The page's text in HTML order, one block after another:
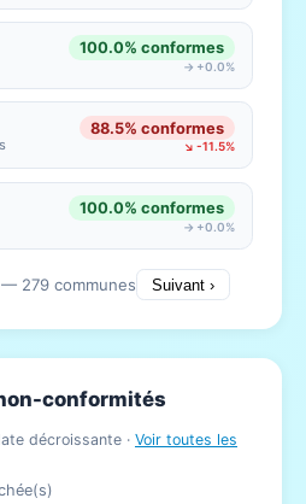
100.0% conformes
→ +0.0%
88.5% conformes
↘ -11.5%
100.0% conformes
→ +0.0%
— 279 communes Suivant ›
conformités
décroissante · Voir toutes les